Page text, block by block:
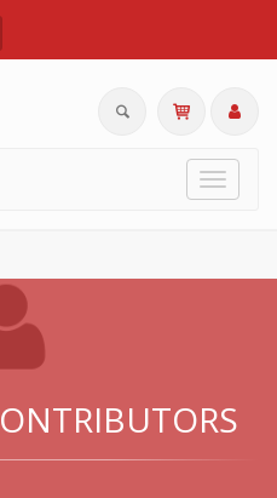
Toggle